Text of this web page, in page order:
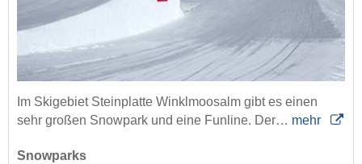
Im Skigebiet Steinplatte Winklmoosalm gibt es einen
sehr großen Snowpark und eine Funline. Der… mehr
Snowparks